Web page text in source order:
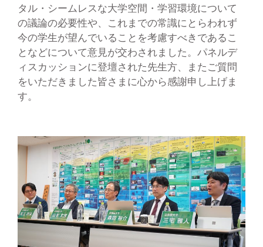
タル・シームレスな大学空間・学習環境について
の議論の必要性や、これまでの常識にとらわれず
今の学生が望んでいることを考慮すべきであるこ
となどについて意見が交わされました。パネルデ
ィスカッションに登壇された先生方、またご質問
をいただきました皆さまに心から感謝申し上げま
す。